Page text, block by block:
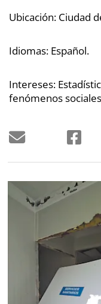
Firma
SERVICIOS
E-
Paper
Comunicados
Catálogos
Lotería
Kiosko
digital
marcas
RSS
Autores
Notas
al
lector
Ubicación: Ciudad
Idiomas: Español.
Intereses:
fenómenos